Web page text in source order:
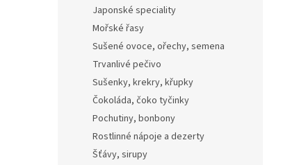
Japonské speciality
Mořské řasy
Sušené ovoce, ořechy, semena
Trvanlivé pečivo
Sušenky, krekry, křupky
Čokoláda, čoko tyčinky
Pochutiny, bonbony
Rostlinné nápoje a dezerty
Šťávy, sirupy